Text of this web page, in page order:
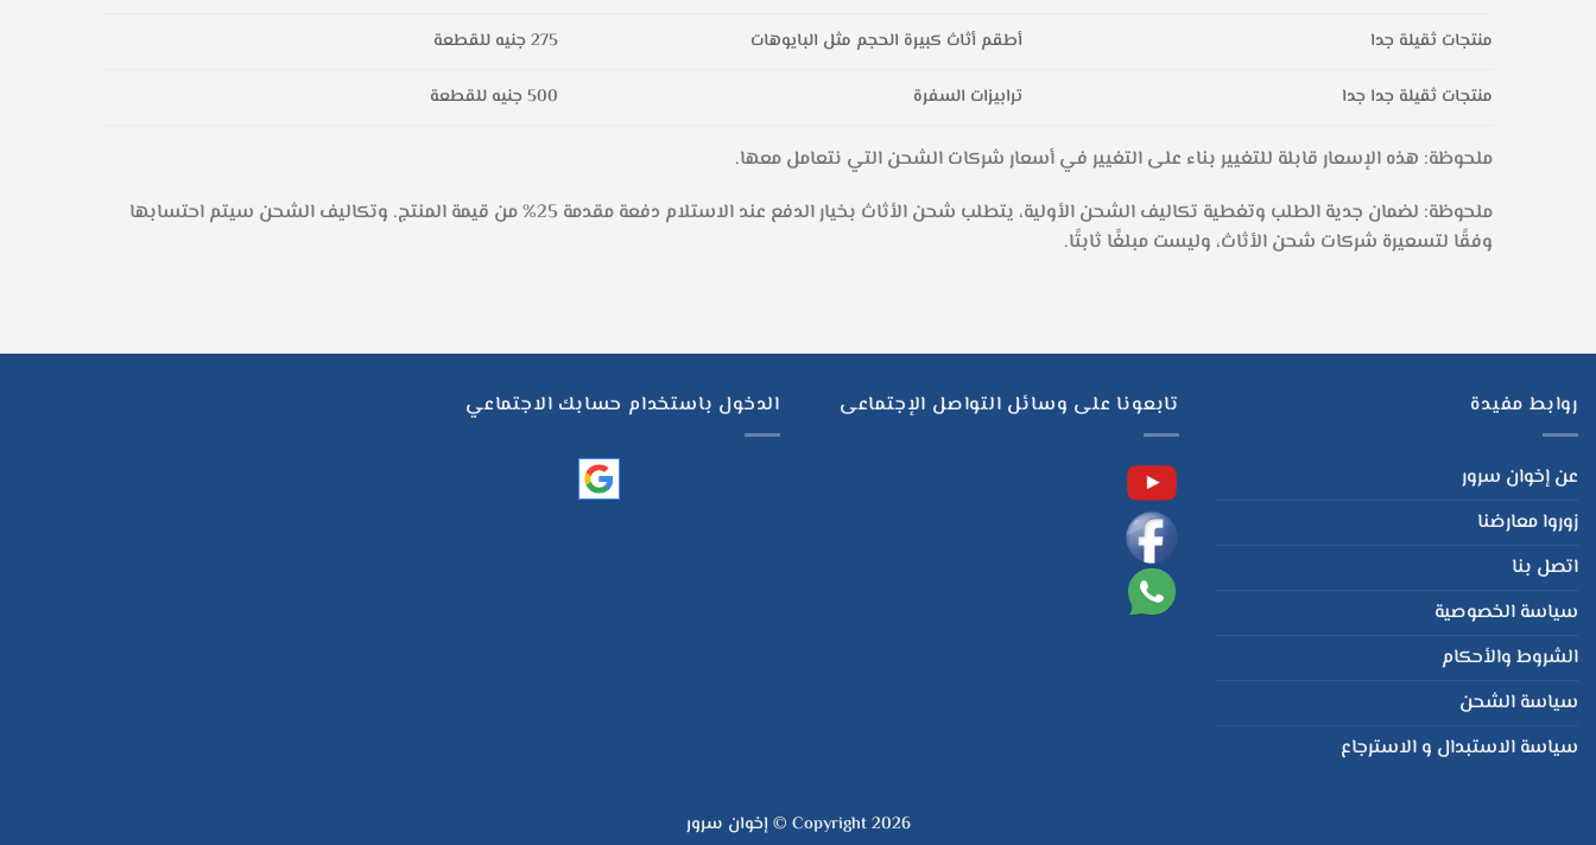
منتجات ثقيلة جدا أطقم أثاث كبيرة الحجم مثل البايوهات 275 جنيه للقطعة
منتجات ثقيلة جدا جدا ترابيزات السفرة 500 جنيه للقطعة
ملحوظة: هذه الإسعار قابلة للتغيير بناء على التغيير في أسعار شركات الشحن التي نتعامل معها.
ملحوظة: لضمان جدية الطلب وتغطية تكاليف الشحن الأولية، يتطلب شحن الأثاث بخيار الدفع عند الاستلام دفعة مقدمة 25% من قيمة المنتج. وتكاليف الشحن سيتم احتسابها
وفقًا لتسعيرة شركات شحن الأثاث، وليست مبلغًا ثابتًا.
روابط مفيدة
عن إخوان سرور
زوروا معارضنا
اتصل بنا
سياسة الخصوصية
الشروط والأحكام
سياسة الشحن
سياسة الاستبدال و الاسترجاع
تابعونا على وسائل التواصل الإجتماعى الدخول باستخدام حسابك الاجتماعي
Copyright 2026 © إخوان سرور